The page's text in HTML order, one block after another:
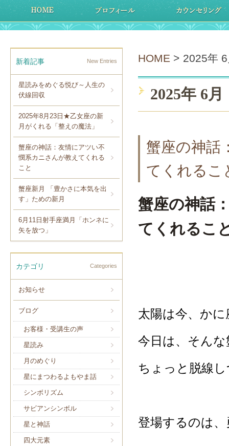
新着記事 New Entries
星読みをめぐる悦び～人生の
伏線回収
2025年8月23日★乙女座の新
月がくれる「整えの魔法」
蟹座の神話：友情にアツい不
憫系カニさんが教えてくれる
こと
蟹座新月 「豊かさに本気を出
す」ための新月
6月11日射手座満月「ホンネに
矢を放つ」
カテゴリ Categories
お知らせ
ブログ
お客様・受講生の声
星読み
月のめぐり
星にまつわるよもやま話
シンボリズム
サビアンシンボル
星と神話
四大元素
HOME > 2025年
2025年 6月
蟹座の神話
てくれるこ
蟹座の神話
てくれるこ
太陽は今、か
今日は、そん
ちょっと脱線
登場するのは